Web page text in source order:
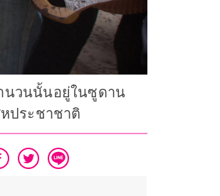
นวนนั้นอยู่ในซูดาน
ประชาชาติ